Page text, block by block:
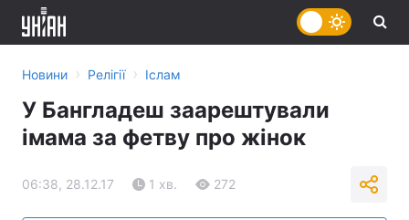
Новини › Релігії › Іслам
У Бангладеш заарештували
імама за фетву про жінок
06:38, 28.12.17 1 хв. 272